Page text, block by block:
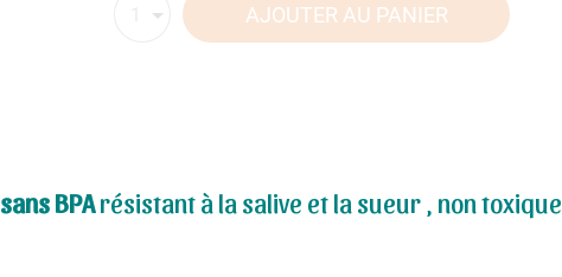
AJOUTER AU PANIER
sans BPArésistant à la salive et la sueur , non toxique